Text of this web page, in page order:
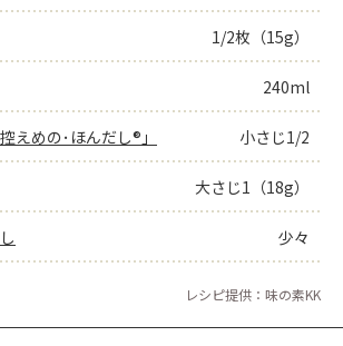
1/2枚（15g）
240ml
控えめの･ほんだし®」 小さじ1/2
大さじ1（18g）
少々
レシピ提供：味の素KK